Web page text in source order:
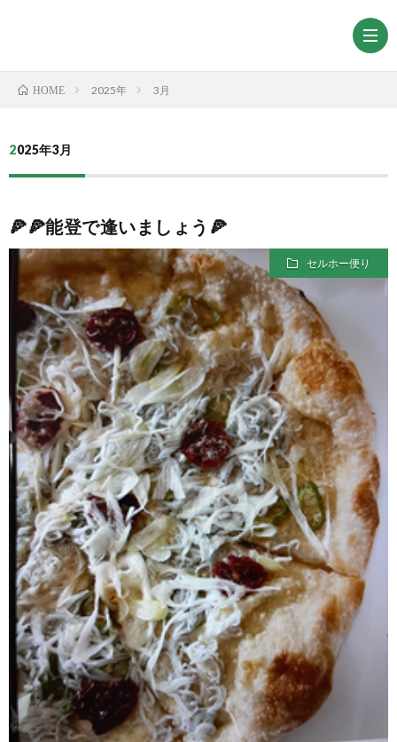
HOME 2025年 3月
2025年3月
🍕🍕能登で逢いましょう🍕
セルホー便り